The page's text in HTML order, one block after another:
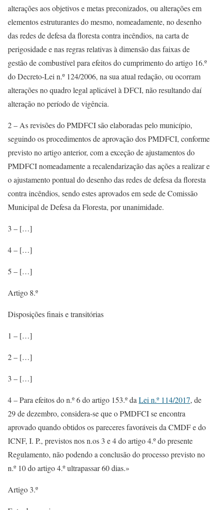
alterações aos objetivos e metas preconizados, ou alterações em
elementos estruturantes do mesmo, nomeadamente, no desenho
das redes de defesa da floresta contra incêndios, na carta de
perigosidade e nas regras relativas à dimensão das faixas de
gestão de combustível para efeitos do cumprimento do artigo 16.º
do Decreto-Lei n.º 124/2006, na sua atual redação, ou ocorram
alterações no quadro legal aplicável à DFCI, não resultando daí
alteração no período de vigência.
2 – As revisões do PMDFCI são elaboradas pelo município,
seguindo os procedimentos de aprovação dos PMDFCI, conforme
previsto no artigo anterior, com a exceção de ajustamentos do
PMDFCI nomeadamente a recalendarização das ações a realizar e
o ajustamento pontual do desenho das redes de defesa da floresta
contra incêndios, sendo estes aprovados em sede de Comissão
Municipal de Defesa da Floresta, por unanimidade.
3 – […]
4 – […]
5 – […]
Artigo 8.º
Disposições finais e transitórias
1 – […]
2 – […]
3 – […]
4 – Para efeitos do n.º 6 do artigo 153.º da Lei n.º 114/2017, de
29 de dezembro, considera-se que o PMDFCI se encontra
aprovado quando obtidos os pareceres favoráveis da CMDF e do
ICNF, I. P., previstos nos n.os 3 e 4 do artigo 4.º do presente
Regulamento, não podendo a conclusão do processo previsto no
n.º 10 do artigo 4.º ultrapassar 60 dias.»
Artigo 3.º